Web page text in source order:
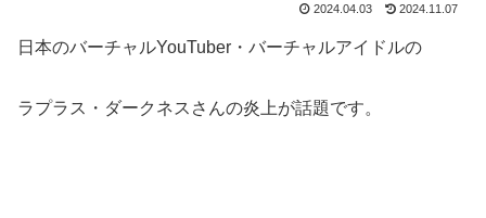
2024.04.03 2024.11.07
日本のバーチャルYouTuber・バーチャルアイドルの
ラプラス・ダークネスさんの炎上が話題です。